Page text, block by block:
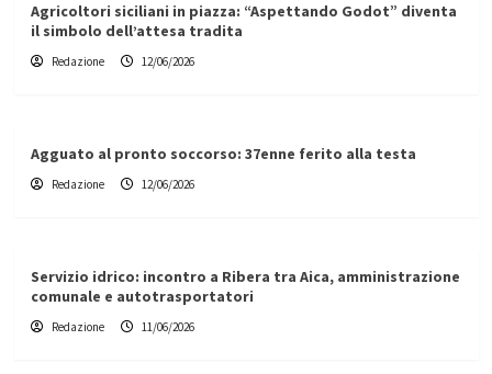
Agricoltori siciliani in piazza: “Aspettando Godot” diventa
il simbolo dell’attesa tradita
Redazione 12/06/2026
Agguato al pronto soccorso: 37enne ferito alla testa
Redazione 12/06/2026
Servizio idrico: incontro a Ribera tra Aica, amministrazione
comunale e autotrasportatori
Redazione 11/06/2026